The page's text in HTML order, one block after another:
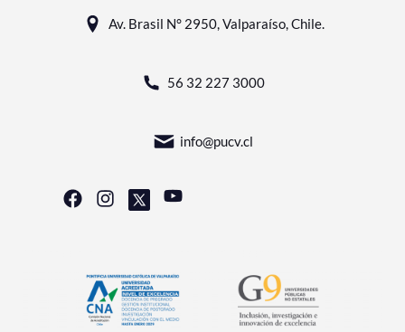
Av. Brasil N° 2950, Valparaíso, Chile.
56 32 227 3000
info@pucv.cl